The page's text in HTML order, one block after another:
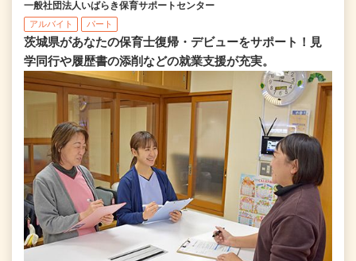
一般社団法人いばらき保育サポートセンター
アルバイト パート
茨城県があなたの保育士復帰・デビューをサポート！見
学同行や履歴書の添削などの就業支援が充実。